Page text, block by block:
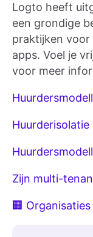
Logto heeft
een grondige
praktijken
apps. Voel je
voor meer
Zijn multi-
🏢